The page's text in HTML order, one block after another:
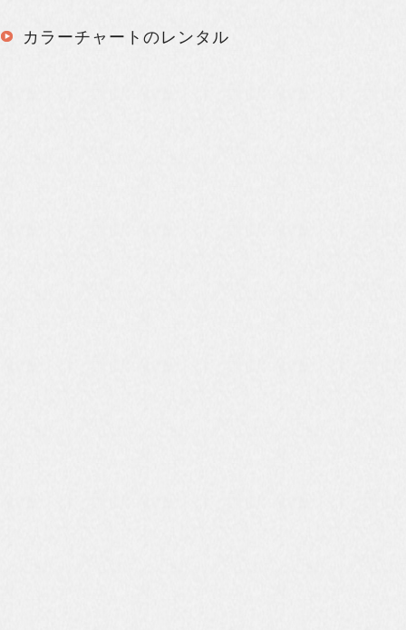
カラーチャートのレンタル